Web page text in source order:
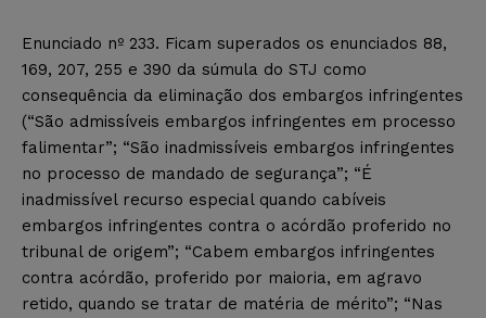
Enunciado nº 233. Ficam superados os enunciados 88,
169, 207, 255 e 390 da súmula do STJ como
consequência da eliminação dos embargos infringentes
(“São admissíveis embargos infringentes em processo
falimentar”; “São inadmissíveis embargos infringentes
no processo de mandado de segurança”; “É
inadmissível recurso especial quando cabíveis
embargos infringentes contra o acórdão proferido no
tribunal de origem”; “Cabem embargos infringentes
contra acórdão, proferido por maioria, em agravo
retido, quando se tratar de matéria de mérito”; “Nas